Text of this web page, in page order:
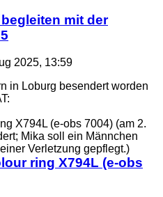
mit der
2025, 13:59
in Loburg besendert worden
X794L (e-obs 7004) (am 2.
Mika soll ein Männchen
Verletzung gepflegt.)
ring X794L (e-obs